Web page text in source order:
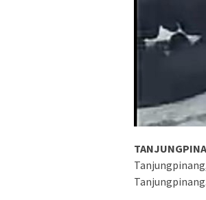
Tanjungpinang.